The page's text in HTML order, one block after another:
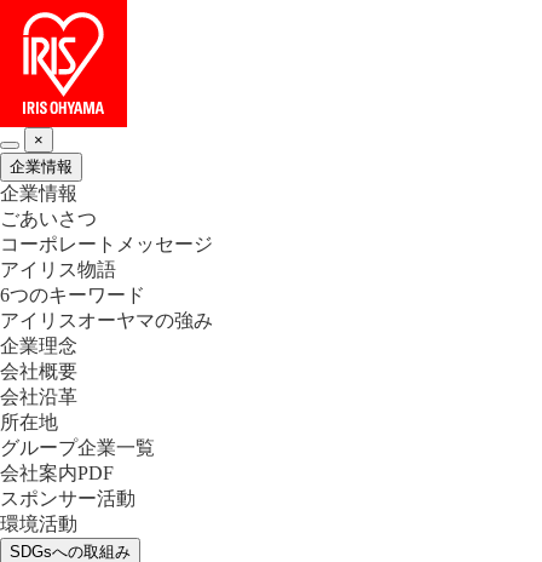
×
企業情報
企業情報
ごあいさつ
コーポレートメッセージ
アイリス物語
6つのキーワード
アイリスオーヤマの強み
企業理念
会社概要
会社沿革
所在地
グループ企業一覧
会社案内PDF
スポンサー活動
環境活動
SDGsへの取組み